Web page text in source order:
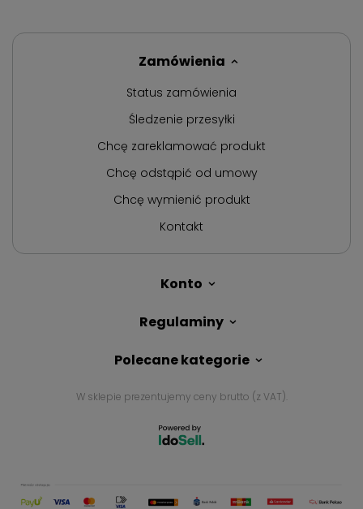
Zamówienia
Status zamówienia
Śledzenie przesyłki
Chcę zareklamować produkt
Chcę odstąpić od umowy
Chcę wymienić produkt
Kontakt
Konto
Regulaminy
Polecane kategorie
W sklepie prezentujemy ceny brutto (z VAT).